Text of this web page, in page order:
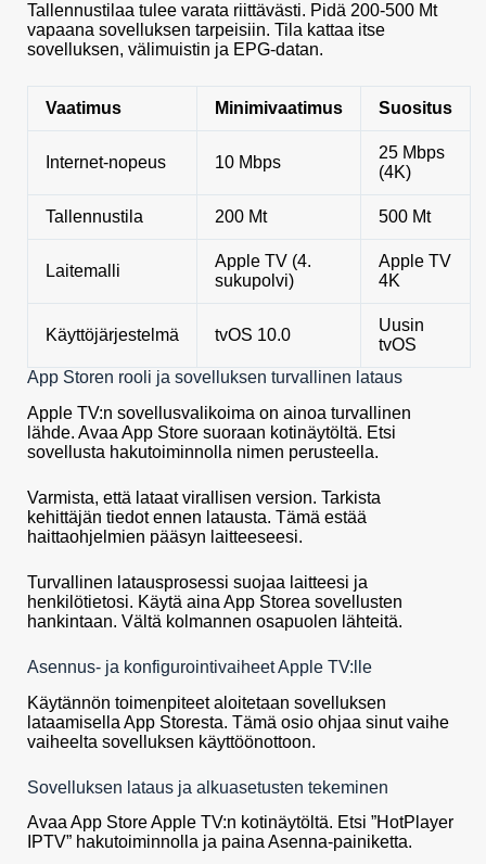
Tallennustilaa tulee varata riittävästi. Pidä 200-500 Mt
vapaana sovelluksen tarpeisiin. Tila kattaa itse
sovelluksen, välimuistin ja EPG-datan.
Vaatimus Minimivaatimus Suositus
Internet-nopeus 10 Mbps
25 Mbps
(4K)
Tallennustila 200 Mt 500 Mt
Laitemalli
Apple TV (4.
sukupolvi)
Apple TV
4K
Käyttöjärjestelmä tvOS 10.0
Uusin
tvOS
App Storen rooli ja sovelluksen turvallinen lataus
Apple TV:n sovellusvalikoima on ainoa turvallinen
lähde. Avaa App Store suoraan kotinäytöltä. Etsi
sovellusta hakutoiminnolla nimen perusteella.
Varmista, että lataat virallisen version. Tarkista
kehittäjän tiedot ennen latausta. Tämä estää
haittaohjelmien pääsyn laitteeseesi.
Turvallinen latausprosessi suojaa laitteesi ja
henkilötietosi. Käytä aina App Storea sovellusten
hankintaan. Vältä kolmannen osapuolen lähteitä.
Asennus- ja konfigurointivaiheet Apple TV:lle
Käytännön toimenpiteet aloitetaan sovelluksen
lataamisella App Storesta. Tämä osio ohjaa sinut vaihe
vaiheelta sovelluksen käyttöönottoon.
Sovelluksen lataus ja alkuasetusten tekeminen
Avaa App Store Apple TV:n kotinäytöltä. Etsi ”HotPlayer
IPTV” hakutoiminnolla ja paina Asenna-painiketta.